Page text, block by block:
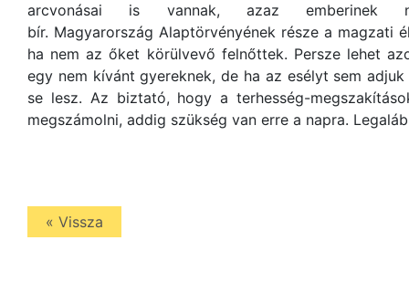
arcvonásai is vannak, azaz emberinek
bír. Magyarország Alaptörvényének része a magzati
ha nem az őket körülvevő felnőttek. Persze lehet
egy nem kívánt gyereknek, de ha az esélyt sem
se lesz. Az biztató, hogy a terhesség-
megszámolni, addig szükség van erre a napra.
« Vissza